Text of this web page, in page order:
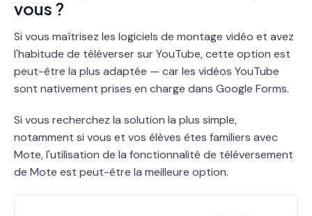
vous ?
Si vous maîtrisez les logiciels de montage vidéo et avez
l'habitude de téléverser sur YouTube, cette option est
peut-être la plus adaptée — car les vidéos YouTube
sont nativement prises en charge dans Google Forms.
Si vous recherchez la solution la plus simple,
notamment si vous et vos élèves êtes familiers avec
Mote, l'utilisation de la fonctionnalité de téléversement
de Mote est peut-être la meilleure option.